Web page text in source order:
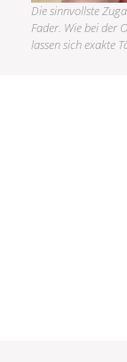
Die sinnvollste
Fader. Wie bei der
lassen sich exakte